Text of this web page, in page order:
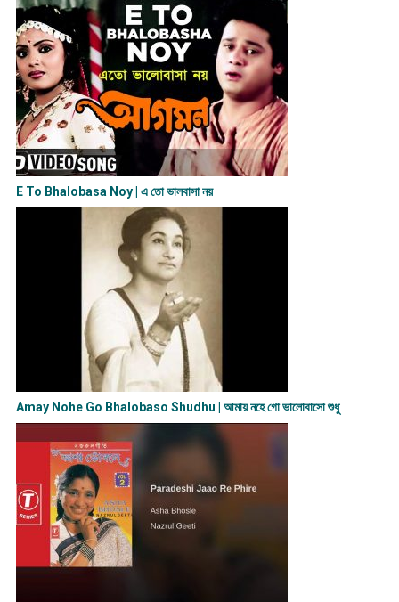
E To Bhalobasa Noy | এ তো ভালবাসা ন​য়
Amay Nohe Go Bhalobaso Shudhu | আমায় নহে গো ভালোবাসো শুধু